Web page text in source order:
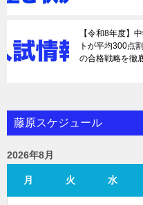
【令和8年度】
トが平均300点
の合格戦略を徹
藤原スケジュール
2026年8月
月 火 水